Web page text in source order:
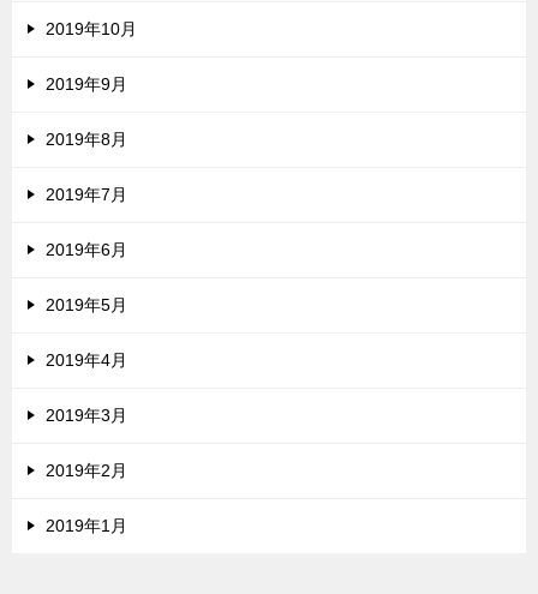
2019年10月
2019年9月
2019年8月
2019年7月
2019年6月
2019年5月
2019年4月
2019年3月
2019年2月
2019年1月